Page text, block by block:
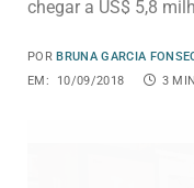
chegar a US$ 5,8
POR BRUNA GARCIA
EM:
10/09/2018 3